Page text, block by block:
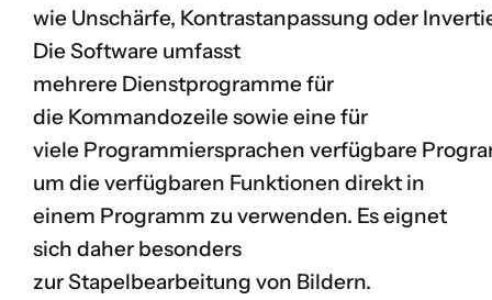
wie Unschärfe, Kontrastanpassung oder
Die Software umfasst
mehrere Dienstprogramme für
die Kommandozeile sowie eine für
viele Programmiersprachen verfügbare
um die verfügbaren Funktionen direkt in
einem Programm zu verwenden. Es eignet
sich daher besonders
zur Stapelbearbeitung von Bildern.